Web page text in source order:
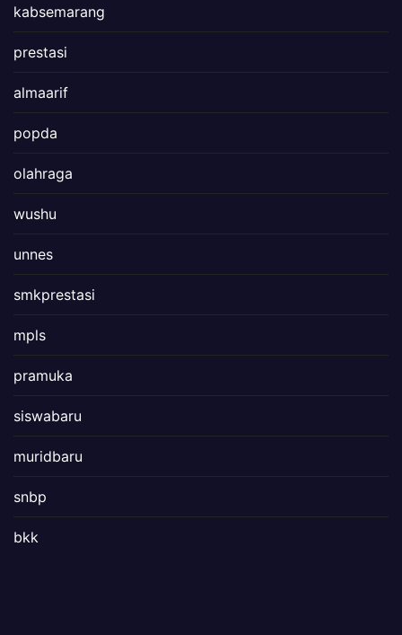
kabsemarang
prestasi
almaarif
popda
olahraga
wushu
unnes
smkprestasi
mpls
pramuka
siswabaru
muridbaru
snbp
bkk